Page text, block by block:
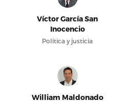
Víctor García San
Inocencio
Política y justicia
William Maldonado